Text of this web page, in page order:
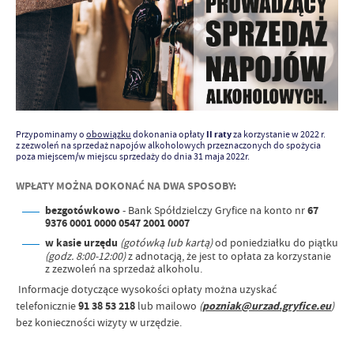
Przypominamy oobowiązkudokonania opłatyII ratyza korzystanie w 2022 r.
z zezwoleń na sprzedaż napojów alkoholowych przeznaczonych do spożycia
poza miejscem/w miejscu sprzedaży do dnia 31 maja 2022r.
WPŁATY MOŻNA DOKONAĆ NA DWA SPOSOBY:
bezgotówkowo- Bank Spółdzielczy Gryfice na konto nr67
9376 0001 0000 0547 2001 0007
w kasie urzędu (gotówką lub kartą)od poniedziałku do piątku
(godz. 8:00-12:00)z adnotacją, że jest to opłata za korzystanie
z zezwoleń na sprzedaż alkoholu.
Informacje dotyczące wysokości opłaty można uzyskać
telefonicznie91 38 53 218 lub mailowo (pozniak@urzad.gryfice.eu)
bez konieczności wizyty w urzędzie.